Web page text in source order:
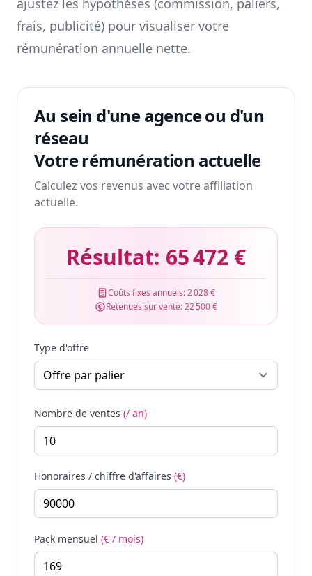
ajustez les hypothèses (commission, paliers,
frais, publicité) pour visualiser votre
rémunération annuelle nette.
Au sein d'une agence ou d'un
réseau
Votre rémunération actuelle
Calculez vos revenus avec votre affiliation
actuelle.
Résultat: 65 472 €
Coûts fixes annuels:2 028 €
Retenues sur vente:22 500 €
Type d'offre
Nombre de ventes (/ an)
Honoraires / chiffre d'affaires (€)
Pack mensuel (€ / mois)